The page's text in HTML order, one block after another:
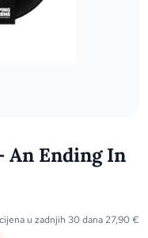
An Ending In
u zadnjih 30 dana 27,90€